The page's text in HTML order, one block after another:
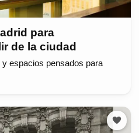
para
de la ciudad
espacios pensados para